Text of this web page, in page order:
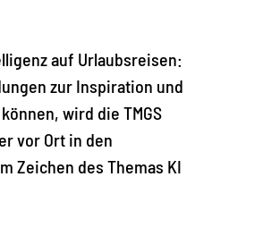
auf Urlaubsreisen:
zur Inspiration und
wird die TMGS
vor Ort in den
Zeichen des Themas KI